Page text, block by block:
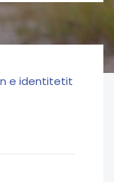
e identitetit